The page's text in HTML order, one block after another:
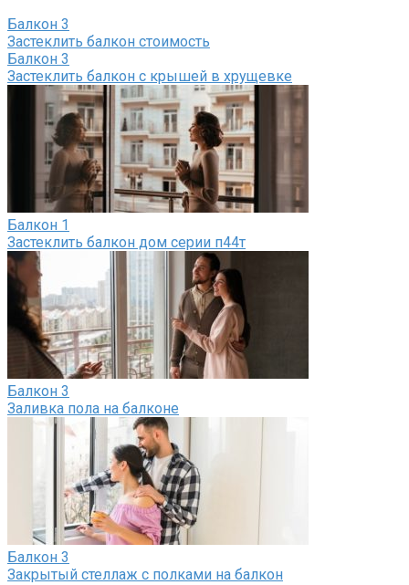
Балкон 3
Застеклить балкон стоимость
Балкон 3
Застеклить балкон с крышей в хрущевке
Балкон 1
Застеклить балкон дом серии п44т
Балкон 3
Заливка пола на балконе
Балкон 3
Закрытый стеллаж с полками на балкон